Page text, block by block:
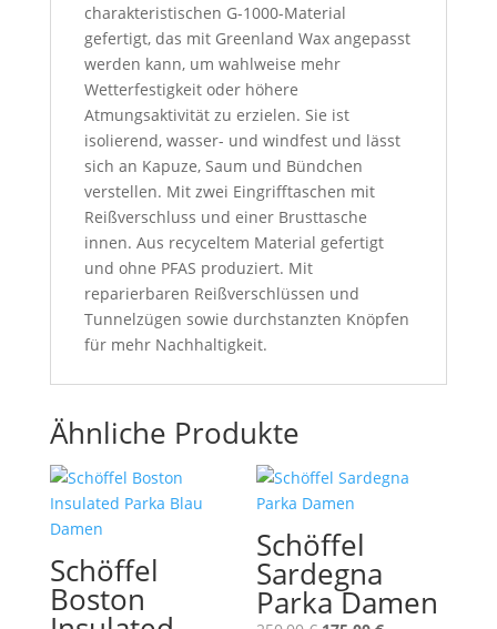
charakteristischen G-1000-Material
gefertigt, das mit Greenland Wax angepasst
werden kann, um wahlweise mehr
Wetterfestigkeit oder höhere
Atmungsaktivität zu erzielen. Sie ist
isolierend, wasser- und windfest und lässt
sich an Kapuze, Saum und Bündchen
verstellen. Mit zwei Eingrifftaschen mit
Reißverschluss und einer Brusttasche
innen. Aus recyceltem Material gefertigt
und ohne PFAS produziert. Mit
reparierbaren Reißverschlüssen und
Tunnelzügen sowie durchstanzten Knöpfen
für mehr Nachhaltigkeit.
Ähnliche Produkte
Schöffel
Boston
Schöffel
Sardegna
Parka Damen